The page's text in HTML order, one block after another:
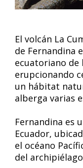
El volcán La
de Fernandina
ecuatoriano de
erupcionando
un hábitat
alberga varias
Fernandina​ es
Ecuador,
el océano
del